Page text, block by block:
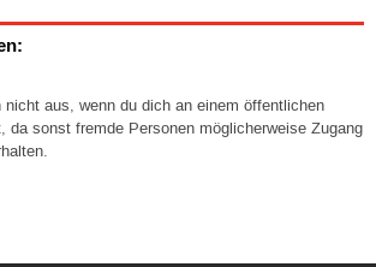
nicht aus, wenn du dich an einem öffentlichen
da sonst fremde Personen möglicherweise Zugang